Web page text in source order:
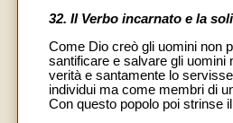
32. Il Verbo incarnato e la
Come Dio creò gli uomini non
santificare e salvare gli uomini
verità e santamente lo
individui ma come membri di
Con questo popolo poi strinse